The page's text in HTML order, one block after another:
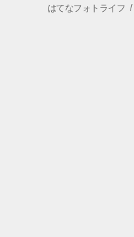
はてなフォトライフ /